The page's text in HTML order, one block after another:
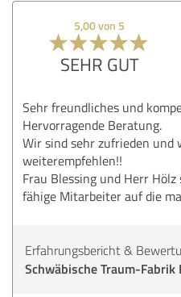
5,00 von 5
SEHR GUT
Sehr freundliches und
Hervorragende Beratung.
Wir sind sehr zufrieden und
weiterempfehlen!!
Frau Blessing und Herr
fähige Mitarbeiter auf die
Erfahrungsbericht &
Schwäbische Traum-Fabrik